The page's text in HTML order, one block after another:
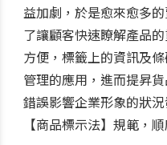
益加劇，於是愈來愈多
了讓顧客快速瞭解產品
方便，標籤上的資訊及
管理的應用，進而提昇
錯誤影響企業形象的狀
【商品標示法】規範，